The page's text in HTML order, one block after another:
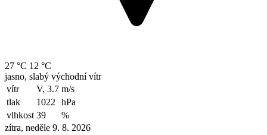
27 °C 12 °C
jasno, slabý východní vítr
vítr
V, 3.7 m/s
tlak
1022
hPa
vlhkost 39
%
zítra, neděle 9. 8. 2026